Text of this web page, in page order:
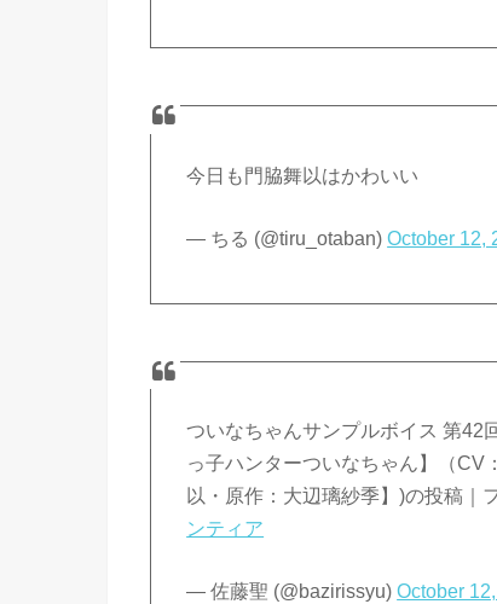
今日も門脇舞以はかわいい
— ちる (@tiru_otaban)October 12,
ついなちゃんサンプルボイス 第42
っ子ハンターついなちゃん】（CV
以・原作：大辺璃紗季】)の投稿｜
ンティア
— 佐藤聖 (@bazirissyu)October